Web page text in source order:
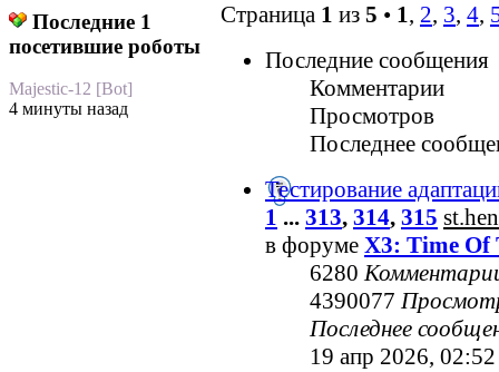
Последние 1
посетившие роботы
Majestic-12 [Bot]
4 минуты назад
Страница 1 из 5 • 1, 2, 3, 4,
Последние сообщения
Комментарии
Просмотров
Последнее
Тестирование
1 ... 313, 314, 315
в форуме X3: Time Of
6280
4390077
Последнее
19 апр 2026, 02:52